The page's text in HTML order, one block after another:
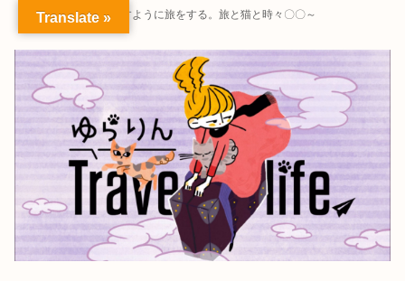
～暮らすように旅をする。旅と猫と時々〇〇～
Translate »